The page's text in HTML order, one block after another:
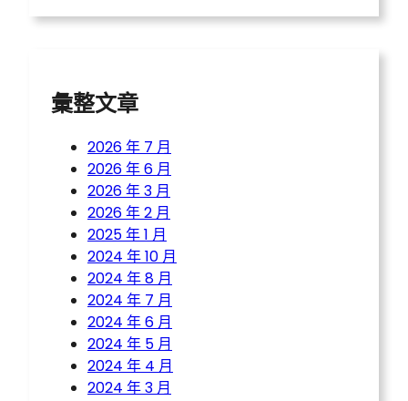
彙整文章
2026 年 7 月
2026 年 6 月
2026 年 3 月
2026 年 2 月
2025 年 1 月
2024 年 10 月
2024 年 8 月
2024 年 7 月
2024 年 6 月
2024 年 5 月
2024 年 4 月
2024 年 3 月